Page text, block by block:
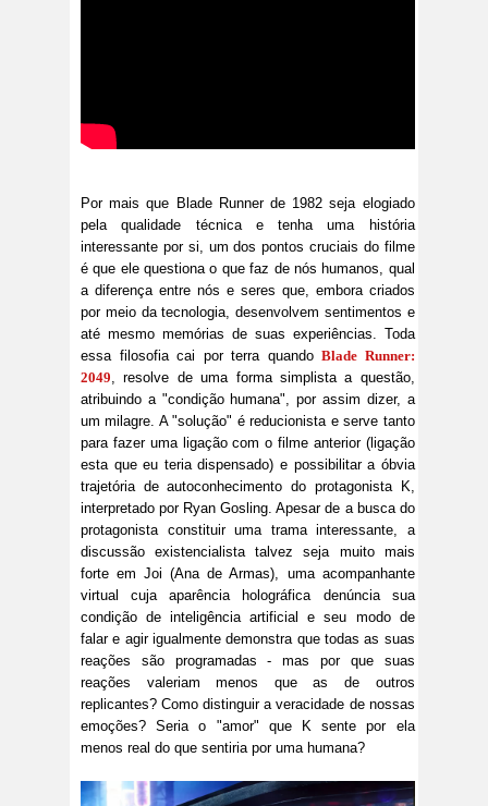
Por mais que Blade Runner de 1982 seja elogiado
pela qualidade técnica e tenha uma história
interessante por si, um dos pontos cruciais do filme
é que ele questiona o que faz de nós humanos, qual
a diferença entre nós e seres que, embora criados
por meio da tecnologia, desenvolvem sentimentos e
até mesmo memórias de suas experiências. Toda
essa filosofia cai por terra quandoBlade Runner:
2049 , resolve de uma forma simplista a questão,
atribuindo a "condição humana", por assim dizer, a
um milagre. A "solução" é reducionista e serve tanto
para fazer uma ligação com o filme anterior (ligação
esta que eu teria dispensado) e possibilitar a óbvia
trajetória de autoconhecimento do protagonista K,
interpretado por Ryan Gosling. Apesar de a busca do
protagonista constituir uma trama interessante, a
discussão existencialista talvez seja muito mais
forte em Joi (Ana de Armas), uma acompanhante
virtual cuja aparência holográfica denúncia sua
condição de inteligência artificial e seu modo de
falar e agir igualmente demonstra que todas as suas
reações são programadas - mas por que suas
reações valeriam menos que as de outros
replicantes? Como distinguir a veracidade de nossas
emoções? Seria o "amor" que K sente por ela
menos real do que sentiria por uma humana?